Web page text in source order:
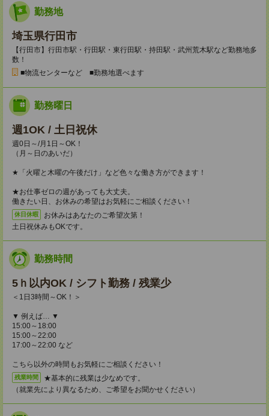
勤務地
埼玉県行田市
【行田市】行田市駅・行田駅・東行田駅・持田駅・武州荒木駅など勤務地多
数！
■物流センターなど ■勤務地選べます
勤務曜日
週1OK / 土日祝休
週0日～/月1日～OK！
（月～日のあいだ）
★「火曜と木曜の午後だけ」など色々な働き方ができます！
★お仕事ゼロの週があっても大丈夫。
働きたい日、お休みの希望はお気軽にご相談ください！
休日休暇
お休みはあなたのご希望次第！
土日祝休みもOKです。
勤務時間
5ｈ以内OK / シフト勤務 / 残業少
＜1日3時間～OK！＞
▼ 例えば… ▼
15:00～18:00
15:00～22:00
17:00～22:00 など
こちら以外の時間もお気軽にご相談ください！
残業時間
★基本的に残業は少なめです。
（就業先により異なるため、ご希望をお聞かせください）